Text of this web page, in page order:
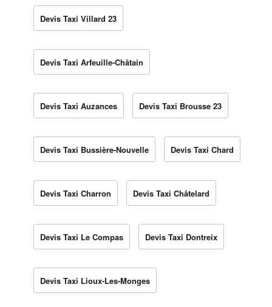
Devis Taxi Villard 23
Devis Taxi Arfeuille-Châtain
Devis Taxi Auzances Devis Taxi Brousse 23
Devis Taxi Bussière-Nouvelle Devis Taxi Chard
Devis Taxi Charron Devis Taxi Châtelard
Devis Taxi Le Compas Devis Taxi Dontreix
Devis Taxi Lioux-Les-Monges